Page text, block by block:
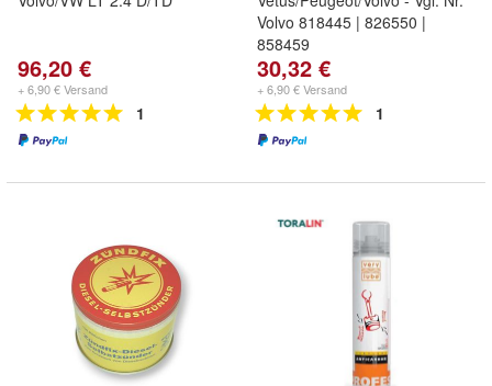
96,20 €
+ 6,90 € Versand
1
Volvo 818445 | 826550 |
858459
30,32 €
+ 6,90 € Versand
1